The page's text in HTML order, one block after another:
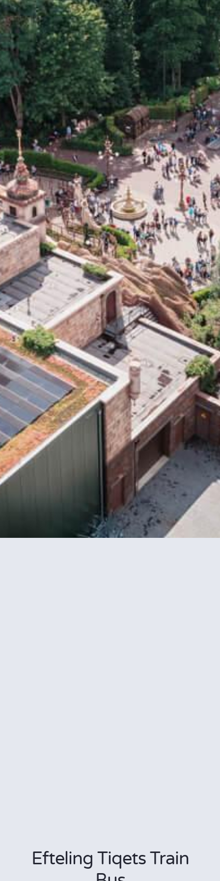
Efteling Tiqets Train